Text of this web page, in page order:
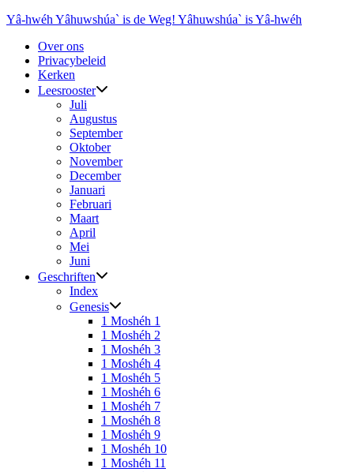
Ga
inhoud
Yâ-hwéh Yâhuwshúa` is de Weg! Yâhuwshúa` is Yâ-hwéh
Over ons
Privacybeleid
Kerken
Leesrooster
Juli
Augustus
September
Oktober
November
December
Januari
Februari
Maart
April
Mei
Juni
Geschriften
Index
Genesis
1 Moshéh 1
1 Moshéh 2
1 Moshéh 3
1 Moshéh 4
1 Moshéh 5
1 Moshéh 6
1 Moshéh 7
1 Moshéh 8
1 Moshéh 9
1 Moshéh 10
1 Moshéh 11